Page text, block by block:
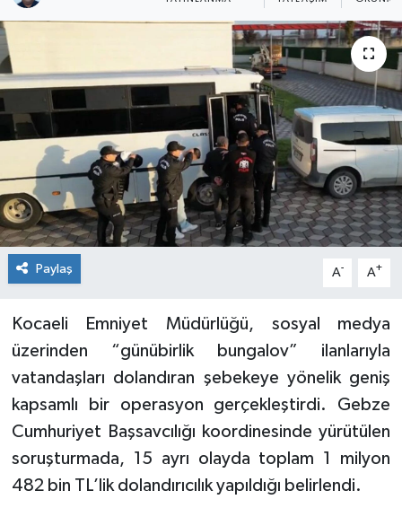
Paylaş A- A+
Kocaeli Emniyet Müdürlüğü, sosyal medya
üzerinden “günübirlik bungalov” ilanlarıyla
vatandaşları dolandıran şebekeye yönelik geniş
kapsamlı bir operasyon gerçekleştirdi. Gebze
Cumhuriyet Başsavcılığı koordinesinde yürütülen
soruşturmada, 15 ayrı olayda toplam 1 milyon
482 bin TL’lik dolandırıcılık yapıldığı belirlendi.